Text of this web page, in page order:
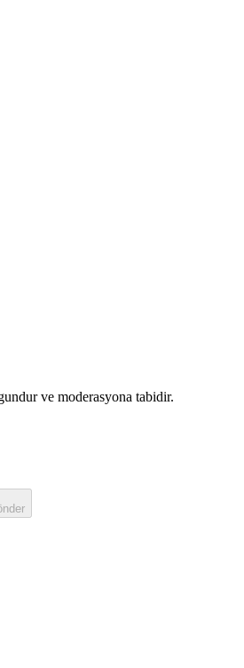
ve moderasyona tabidir.